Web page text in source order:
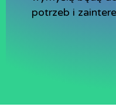
potrzeb i